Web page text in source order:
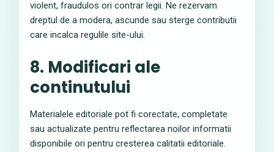
violent, fraudulos ori contrar legii. Ne rezervam
dreptul de a modera, ascunde sau sterge contributii
care incalca regulile site-ului.
8. Modificari ale
continutului
Materialele editoriale pot fi corectate, completate
sau actualizate pentru reflectarea noilor informatii
disponibile ori pentru cresterea calitatii editoriale.